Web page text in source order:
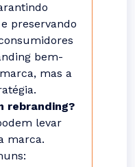
preservando
bem-
mas a
rebranding?
levar
marca.